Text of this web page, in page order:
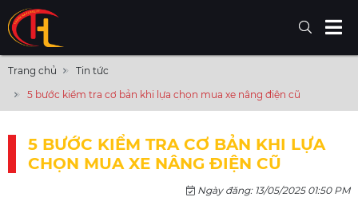
Trang chủ
Tin tức
5 bước kiểm tra cơ bản khi lựa chọn mua xe nâng điện cũ
5 BƯỚC KIỂM TRA CƠ BẢN KHI LỰA
CHỌN MUA XE NÂNG ĐIỆN CŨ
Ngày đăng: 13/05/2025 01:50 PM